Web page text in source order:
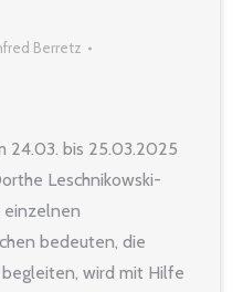
Berretz
24.03. bis 25.03.2025
Leschnikowski-
einzelnen
bedeuten, die
wird mit Hilfe